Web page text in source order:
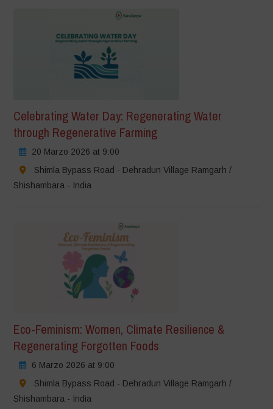
Celebrating Water Day: Regenerating Water
through Regenerative Farming
20 Marzo 2026 at 9:00
Shimla Bypass Road - Dehradun Village Ramgarh /
Shishambara - India
Eco-Feminism: Women, Climate Resilience &
Regenerating Forgotten Foods
6 Marzo 2026 at 9:00
Shimla Bypass Road - Dehradun Village Ramgarh /
Shishambara - India